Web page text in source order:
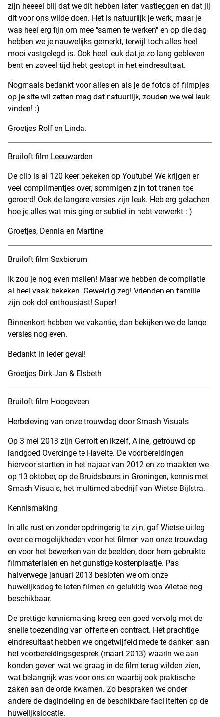
zijn heeeel blij dat we dit hebben laten vastleggen en dat jij
dit voor ons wilde doen. Het is natuurlijk je werk, maar je
was heel erg fijn om mee "samen te werken" en op die dag
hebben we je nauwelijks gemerkt, terwijl toch alles heel
mooi vastgelegd is. Ook heel leuk dat je zo lang gebleven
bent en zoveel tijd hebt gestopt in het eindresultaat.
Nogmaals bedankt voor alles en als je de foto's of filmpjes
op je site wil zetten mag dat natuurlijk, zouden we wel leuk
vinden! :)
Groetjes Rolf en Linda.
Bruiloft film Leeuwarden
De clip is al 120 keer bekeken op Youtube! We krijgen er
veel complimentjes over, sommigen zijn tot tranen toe
geroerd! Ook de langere versies zijn leuk. Heb erg gelachen
hoe je alles wat mis ging er subtiel in hebt verwerkt : )
Groetjes, Dennia en Martine
Bruiloft film Sexbierum
Ik zou je nog even mailen! Maar we hebben de compilatie
al heel vaak bekeken. Geweldig zeg! Vrienden en familie
zijn ook dol enthousiast! Super!
Binnenkort hebben we vakantie, dan bekijken we de lange
versies nog even.
Bedankt in ieder geval!
Groetjes Dirk-Jan & Elsbeth
Bruiloft film Hoogeveen
Herbeleving van onze trouwdag door Smash Visuals
Op 3 mei 2013 zijn Gerrolt en ikzelf, Aline, getrouwd op
landgoed Overcinge te Havelte. De voorbereidingen
hiervoor startten in het najaar van 2012 en zo maakten we
op 13 oktober, op de Bruidsbeurs in Groningen, kennis met
Smash Visuals, het multimediabedrijf van Wietse Bijlstra.
Kennismaking
In alle rust en zonder opdringerig te zijn, gaf Wietse uitleg
over de mogelijkheden voor het filmen van onze trouwdag
en voor het bewerken van de beelden, door hem gebruikte
filmmaterialen en het gunstige kostenplaatje. Pas
halverwege januari 2013 besloten we om onze
huwelijksdag te laten filmen en gelukkig was Wietse nog
beschikbaar.
De prettige kennismaking kreeg een goed vervolg met de
snelle toezending van offerte en contract. Het prachtige
eindresultaat hebben we ongetwijfeld mede te danken aan
het voorbereidingsgesprek (maart 2013) waarin we aan
konden geven wat we graag in de film terug wilden zien,
wat belangrijk was voor ons en waarbij ook praktische
zaken aan de orde kwamen. Zo bespraken we onder
andere de dagindeling en de beschikbare faciliteiten op de
huwelijkslocatie.